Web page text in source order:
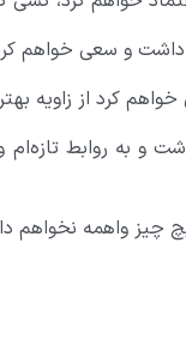
داشت و سعی خواهم
و به روابط
چیز واهمه نخواهم